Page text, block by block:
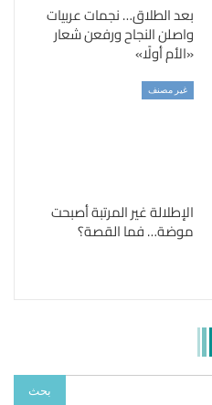
بعد الطلاق… نجمات عربيات
واصلن النجاح ورفعن شعار
«الأم أولًا»
غير مصنف
الإطلالة غير المرتبة أصبحت
موضة… فما القصة؟